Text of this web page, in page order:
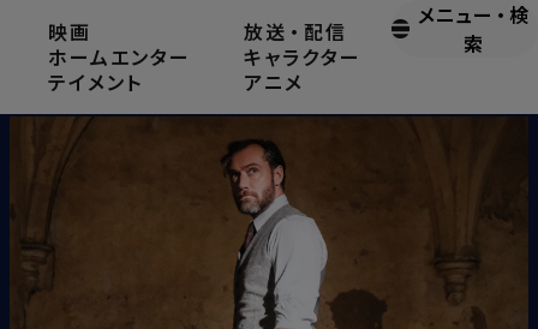
映画
ホームエンター
テイメント
放送 ・ 配信
キャラクター
アニメ
メニュー ・ 検
索
ダンブルドア軍団の大切さ
2022.3.15